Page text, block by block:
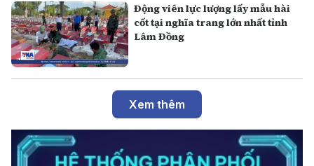
Động viên lực lượng lấy mẫu hài
cốt tại nghĩa trang lớn nhất tỉnh
Lâm Đồng
Xem thêm